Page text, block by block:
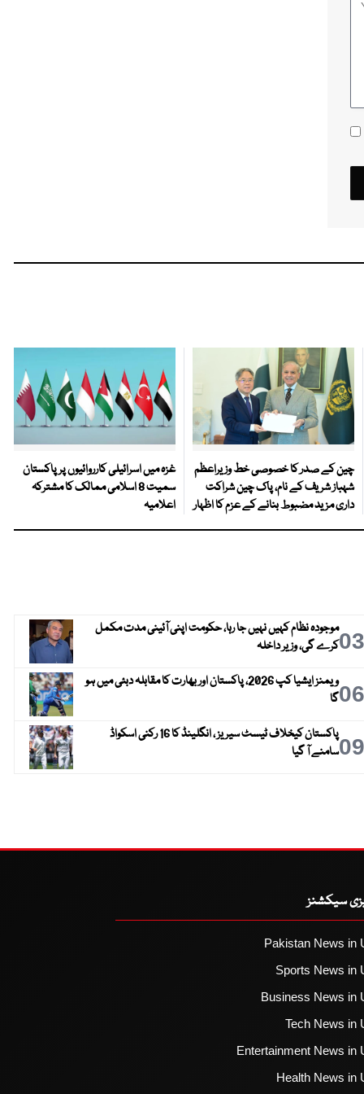
چین کے صدر کا خصوصی خط وزیراعظم
شہباز شریف کے نام، پاک چین شراکت
داری مزید مضبوط بنانے کے عزم کا اظہار
غزہ میں اسرائیلی کارروائیوں پر پاکستان
سمیت 8 اسلامی ممالک کا مشترکہ
اعلامیہ
03موجودہ نظام کہیں نہیں جا رہا، حکومت اپنی آئینی مدت مکمل
کرے گی، وزیر داخلہ
06
ویمنز ایشیا کپ 2026، پاکستان اور بھارت کا مقابلہ دبئی میں ہو
گا
09
پاکستان کیخلاف ٹیسٹ سیریز ، انگلینڈ کا 16 رکنی اسکواڈ
سامنے آ گیا
سیکشنز
Pakistan News in
Sports News in
Business News in
Tech News in
Entertainment News in
Health News in